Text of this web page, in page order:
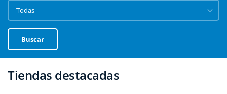
Buscar
Tiendas destacadas